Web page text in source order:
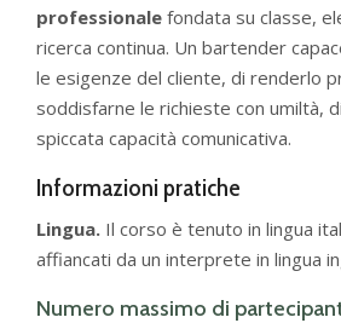
professionale fondata su classe,
ricerca continua. Un bartender
le esigenze del cliente, di renderlo
soddisfarne le richieste con umiltà,
spiccata capacità comunicativa.
Informazioni pratiche
Lingua. Il corso è tenuto in lingua
affiancati da un interprete in lingua
Numero massimo di